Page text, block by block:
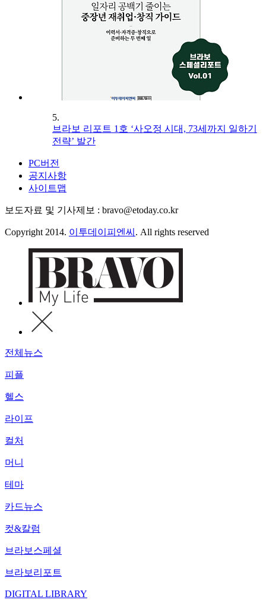
5.
브라보 리포트 1호 ‘사오정 시대, 73세까지 일하기
전략’ 발간
PC버전
공지사항
사이트맵
보도자료 및 기사제보 : bravo@etoday.co.kr
Copyright 2014. 이투데이피엔씨 . All rights reserved
전체뉴스
피플
헬스
라이프
컬처
머니
테마
카드뉴스
컷&칼럼
브라보스페셜
브라보리포트
DIGITAL LIBRARY